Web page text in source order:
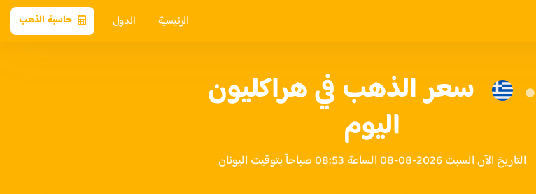
الرئيسية الدول حاسبة الذهب
سعر الذهب في هراكليون
اليوم
التاريخ الآن السبت 2026-08-08 الساعة 08:53 صباحاً بتوقيت اليونان